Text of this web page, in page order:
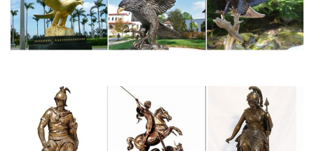
изменится 1 неделя назад.
Купить сувениры с символом года 2018 Собака
нового года.
Статуэтки собак – купить в Москве в интернет-магазине
Большой каталог статуэток собак. Низкие цены от
производителя. Самовывоз со склада.Доставка заказов по